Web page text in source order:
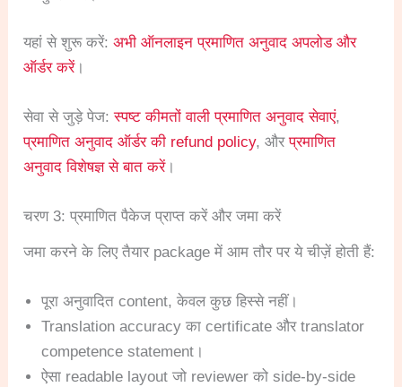
यहां से शुरू करें:अभी ऑनलाइन प्रमाणित अनुवाद अपलोड और
ऑर्डर करें।
सेवा से जुड़े पेज:स्पष्ट कीमतों वाली प्रमाणित अनुवाद सेवाएं,
प्रमाणित अनुवाद ऑर्डर की refund policy, औरप्रमाणित
अनुवाद विशेषज्ञ से बात करें।
चरण 3: प्रमाणित पैकेज प्राप्त करें और जमा करें
जमा करने के लिए तैयार package में आम तौर पर ये चीज़ें होती हैं:
पूरा अनुवादित content, केवल कुछ हिस्से नहीं।
Translation accuracy का certificate और translator
competence statement।
ऐसा readable layout जो reviewer को side-by-side